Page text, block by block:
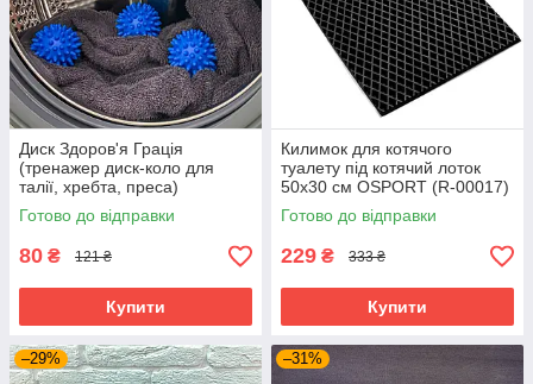
Диск Здоров'я Грація
(тренажер диск-коло для
талії, хребта, преса)
металевий OSPORT (FI-
0107) Чорно-білий
Готово до відправки
80 ₴ 121 ₴
Купити
Килимок для котячого
туалету під котячий лоток
50х30 см OSPORT (R-00017)
Чорний
Готово до відправки
229 ₴ 333 ₴
Купити
–29% –31%